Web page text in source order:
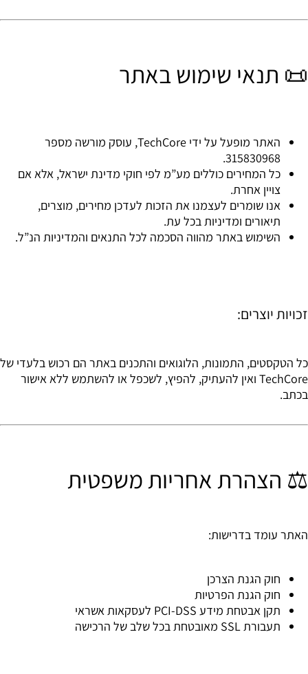
📜 תנאי שימוש באתר
האתר מופעל על ידי TechCore, עוסק מורשה מספר
315830968
.
כל המחירים כוללים מע”מ לפי חוקי מדינת ישראל, אלא אם
צויין אחרת.
אנו שומרים לעצמנו את הזכות לעדכן מחירים, מוצרים,
תיאורים ומדיניות בכל עת.
השימוש באתר מהווה הסכמה לכל התנאים והמדיניות הנ”ל.
זכויות יוצרים:
כל הטקסטים, התמונות, הלוגואים והתכנים באתר הם רכוש בלעדי של
TechCore ואין להעתיק, להפיץ, לשכפל או להשתמש ללא אישור
בכתב.
⚖️ הצהרת אחריות משפטית
האתר עומד בדרישות:
חוק הגנת הצרכן
חוק הגנת הפרטיות
תקן אבטחת מידע PCI-DSS לעסקאות אשראי
תעבורת SSL מאובטחת בכל שלב של הרכישה